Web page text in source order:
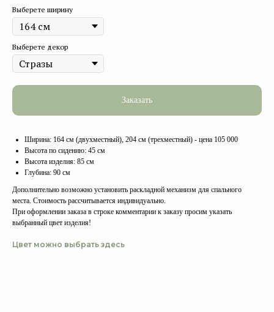
Выберете ширину
Выберете декор
Заказать
Ширина: 164 см (двухместный), 204 см (трехместный) - цена 105 000
Высота по сидению: 45 см
Высота изделия: 85 см
Глубина: 90 см
Дополнительно возможно установить раскладной механизм для спального
места. Стоимость рассчитывается индивидуально.
При оформлении заказа в строке комментарии к заказу просим указать
выбранный цвет изделия!
Цвет можно выбрать здесь